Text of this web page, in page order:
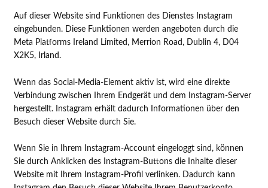
Auf dieser Website sind Funktionen des Dienstes Instagram
eingebunden. Diese Funktionen werden angeboten durch die
Meta Platforms Ireland Limited, Merrion Road, Dublin 4, D04
X2K5, Irland.
Wenn das Social-Media-Element aktiv ist, wird eine direkte
Verbindung zwischen Ihrem Endgerät und dem Instagram-Server
hergestellt. Instagram erhält dadurch Informationen über den
Besuch dieser Website durch Sie.
Wenn Sie in Ihrem Instagram-Account eingeloggt sind, können
Sie durch Anklicken des Instagram-Buttons die Inhalte dieser
Website mit Ihrem Instagram-Profil verlinken. Dadurch kann